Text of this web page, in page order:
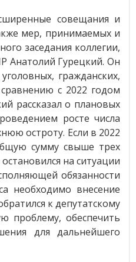
совещания и
мер, принимаемых и
заседания коллегии,
Анатолий Гурецкий. Он
гражданских,
с 2022 годом
рассказал о плановых
росте числа
остроту. Если в 2022
сумму свыше трех
на ситуации
обязанности
необходимо внесение
к депутатскому
проблему, обеспечить
для дальнейшего